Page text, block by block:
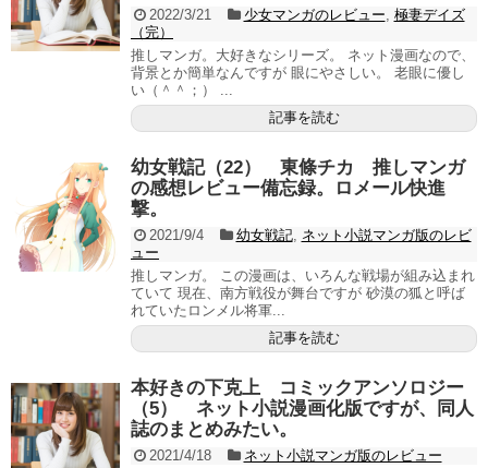
2022/3/21 少女マンガのレビュー 極妻デイズ
（完）
推しマンガ。大好きなシリーズ。 ネット漫画なので、
背景とか簡単なんですが 眼にやさしい。 老眼に優し
い（＾＾；） ...
記事を読む
幼女戦記（22） 東條チカ 推しマンガ
の感想レビュー備忘録。ロメール快進
撃。
2021/9/4 幼女戦記, ネット小説マンガ版のレビ
ュー
推しマンガ。 この漫画は、いろんな戦場が組み込まれ
ていて 現在、南方戦役が舞台ですが 砂漠の狐と呼ば
れていたロンメル将軍...
記事を読む
本好きの下克上 コミックアンソロジー
（5） ネット小説漫画化版ですが、同人
誌のまとめみたい。
2021/4/18
ネット小説マンガ版のレビュー